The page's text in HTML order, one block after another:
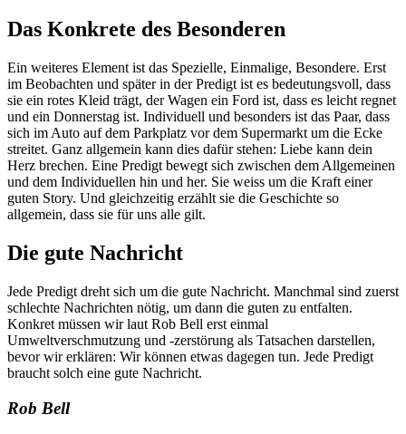
Das Konkrete des Besonderen
Ein weiteres Element ist das Spezielle, Einmalige, Besondere. Erst
im Beobachten und später in der Predigt ist es bedeutungsvoll, dass
sie ein rotes Kleid trägt, der Wagen ein Ford ist, dass es leicht regnet
und ein Donnerstag ist. Individuell und besonders ist das Paar, dass
sich im Auto auf dem Parkplatz vor dem Supermarkt um die Ecke
streitet. Ganz allgemein kann dies dafür stehen: Liebe kann dein
Herz brechen. Eine Predigt bewegt sich zwischen dem Allgemeinen
und dem Individuellen hin und her. Sie weiss um die Kraft einer
guten Story. Und gleichzeitig erzählt sie die Geschichte so
allgemein, dass sie für uns alle gilt.
Die gute Nachricht
Jede Predigt dreht sich um die gute Nachricht. Manchmal sind zuerst
schlechte Nachrichten nötig, um dann die guten zu entfalten.
Konkret müssen wir laut Rob Bell erst einmal
Umweltverschmutzung und -zerstörung als Tatsachen darstellen,
bevor wir erklären: Wir können etwas dagegen tun. Jede Predigt
braucht solch eine gute Nachricht.
Rob Bell